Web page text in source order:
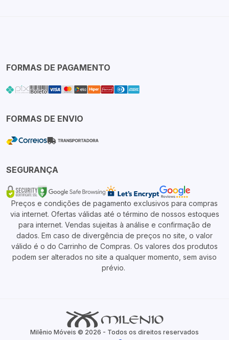
FORMAS DE PAGAMENTO
FORMAS DE ENVIO
SEGURANÇA
Preços e condições de pagamento exclusivos para compras
via internet. Ofertas válidas até o término de nossos estoques
para internet. Vendas sujeitas à análise e confirmação de
dados. Em caso de divergência de preços no site, o valor
válido é o do Carrinho de Compras. Os valores dos produtos
podem ser alterados no site a qualquer momento, sem aviso
prévio.
Milênio Móveis © 2026 - Todos os direitos reservados